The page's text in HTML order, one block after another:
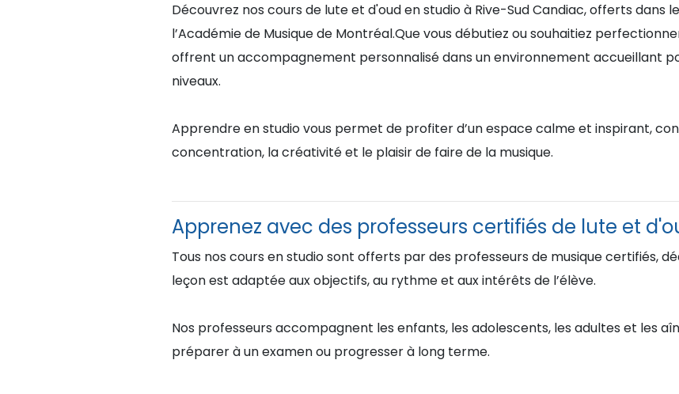
Découvrez nos cours de lute et d'oud en studio à Rive-Sud Candiac, offerts dans
l’Académie de Musique de Montréal.Que vous débutiez ou souhaitiez
offrent un accompagnement personnalisé dans un environnement accueillant
niveaux.
Apprendre en studio vous permet de profiter d’un espace calme et inspirant,
concentration, la créativité et le plaisir de faire de la musique.
Apprenez avec des professeurs certifiés de lute et
Tous nos cours en studio sont offerts par des professeurs de musique certifiés,
leçon est adaptée aux objectifs, au rythme et aux intérêts de l’élève.
Nos professeurs accompagnent les enfants, les adolescents, les adultes et les
préparer à un examen ou progresser à long terme.